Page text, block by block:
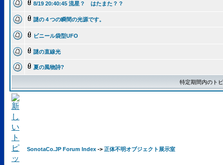
8/19 20:40:45 流星？ はたまた？？
謎の４つの瞬間の光源です。
ビニール袋型UFO
謎の直線光
夏の風物詩?
特定期間内のト
SonotaCo.JP Forum Index -> 正体不明オブジェクト展示室